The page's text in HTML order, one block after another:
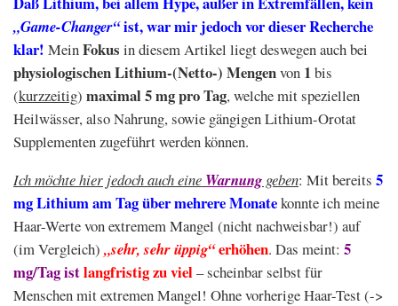
„Game-Changer“ist, war mir jedoch vor dieser Recherche
klar! MeinFokus in diesem Artikel liegt deswegen auch bei
physiologischen Lithium-(Netto-) Mengenvon 1bis
(kurzzeitig) maximal 5 mg pro Tag, welche mit speziellen
Heilwässer, also Nahrung, sowie gängigen Lithium-Orotat
Supplementen zugeführt werden können.
Ich möchte hier jedoch auch eine Warnung geben: Mit bereits 5
mg Lithium am Tag über mehrere Monatekonnte ich meine
Haar-Werte von extremem Mangel (nicht nachweisbar!) auf
(im Vergleich) „sehr, sehr üppig“erhöhen. Das meint: 5
mg/Tag istlangfristig zu viel– scheinbar selbst für
Menschen mit extremen Mangel! Ohne vorherige Haar-Test (->